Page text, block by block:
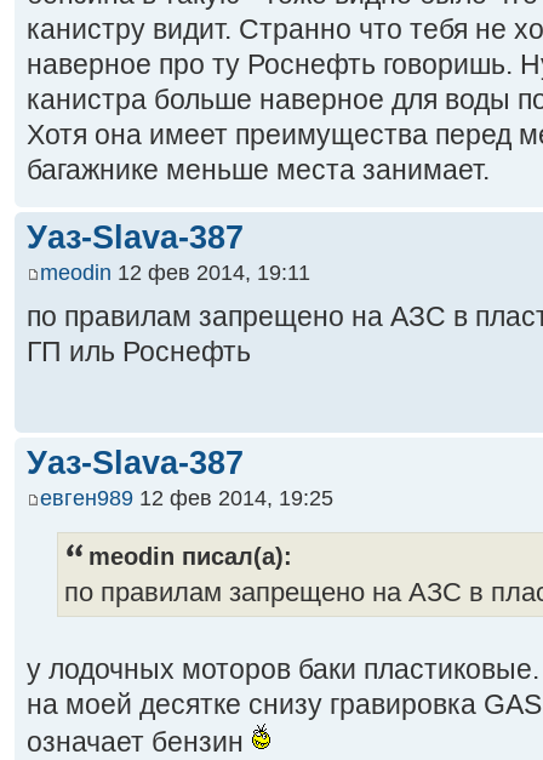
канистру видит. Странно что тебя не
наверное про ту Роснефть говоришь.
канистра больше наверное для воды
Хотя она имеет преимущества перед
багажнике меньше места занимает.
Уаз-Slava-387
meodin 12 фев 2014, 19:11
по правилам запрещено на АЗС в
ГП иль Роснефть
Уаз-Slava-387
евген989 12 фев 2014, 19:25
meodin писал(а):
по правилам запрещено на АЗС в
у лодочных моторов баки пластиковые.
на моей десятке снизу гравировка
означает бензин